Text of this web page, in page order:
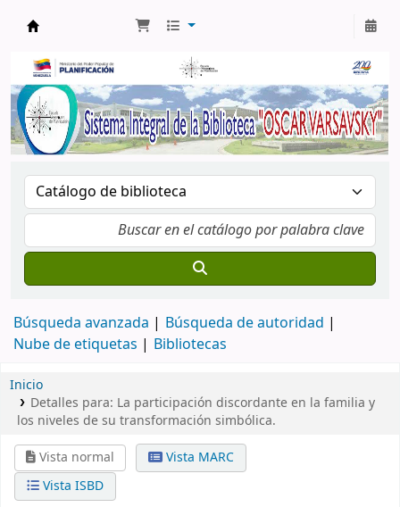
Búsqueda avanzada
Búsqueda de autoridad
Nube de etiquetas
Bibliotecas
Inicio
Detalles para: La participación discordante en la familia y
los niveles de su transformación simbólica.
Vista normal
Vista MARC
Vista ISBD